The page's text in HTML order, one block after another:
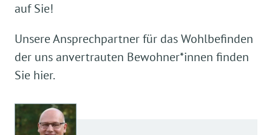
auf Sie!
Unsere Ansprechpartner für das Wohlbefinden
der uns anvertrauten Bewohner*innen finden
Sie hier.